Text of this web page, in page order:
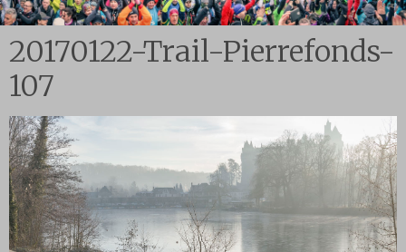
20170122-Trail-Pierrefonds-
107